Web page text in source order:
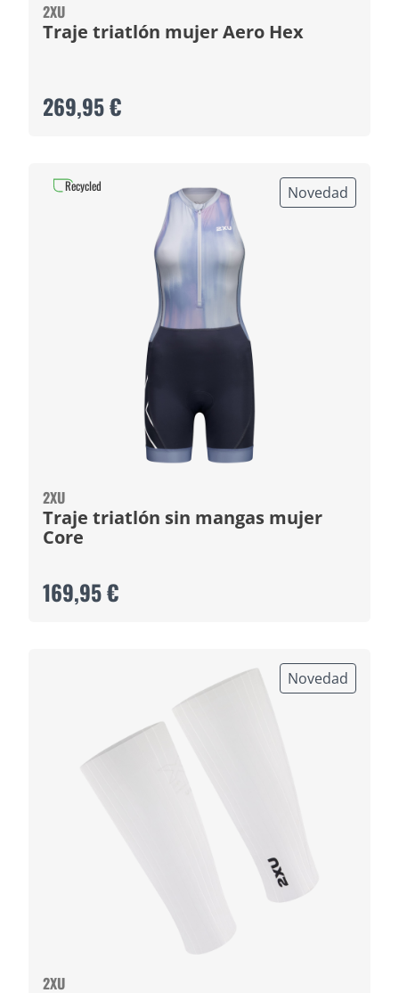
2XU
Traje triatlón mujer Aero Hex
269,95 €
Novedad
2XU
Traje triatlón sin mangas mujer
Core
169,95 €
Recycled
Novedad
2XU